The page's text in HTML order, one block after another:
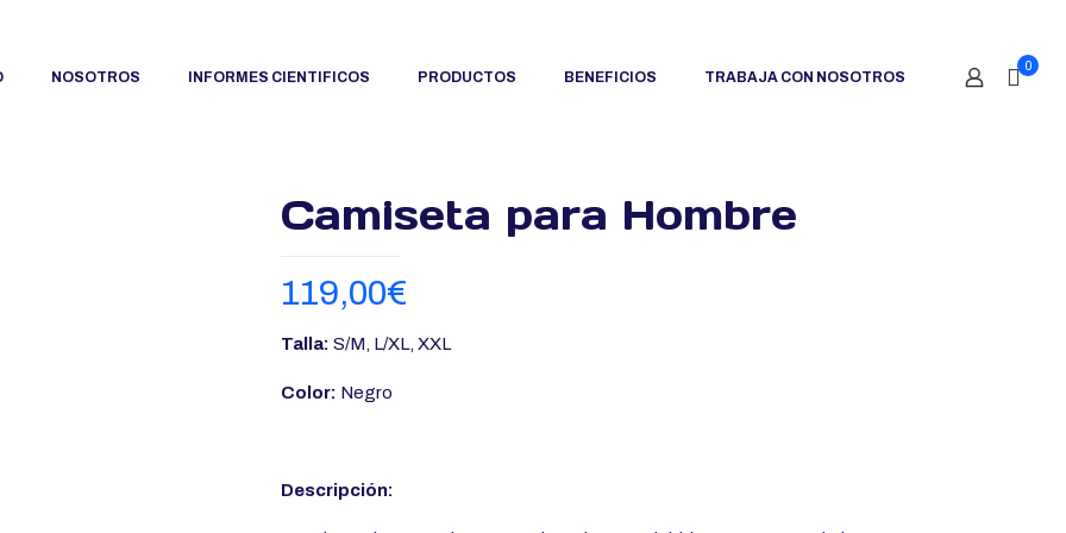
NOSOTROS INFORMES CIENTIFICOS PRODUCTOS BENEFICIOS TRABAJA CON NOSOTROS
0
Camiseta para Hombre
119,00€
Talla: S/M, L/XL, XXL
Color: Negro
Descripción: